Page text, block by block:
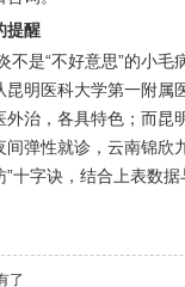
提醒
不是“不好意思”的小
昆明医科大学第一附属
外治，各具特色；而昆
间弹性就诊，云南锦欣
”十字诀，结合上表数
了